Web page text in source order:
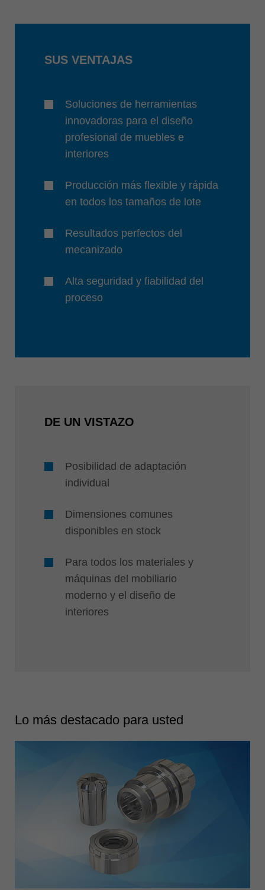
SUS VENTAJAS
Soluciones de herramientas
innovadoras para el diseño
profesional de muebles e
interiores
Producción más flexible y rápida
en todos los tamaños de lote
Resultados perfectos del
mecanizado
Alta seguridad y fiabilidad del
proceso
DE UN VISTAZO
Posibilidad de adaptación
individual
Dimensiones comunes
disponibles en stock
Para todos los materiales y
máquinas del mobiliario
moderno y el diseño de
interiores
Lo más destacado para usted